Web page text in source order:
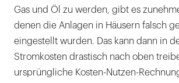
Gas und Öl zu werden, gibt es
denen die Anlagen in Häusern falsch
eingestellt wurden. Das kann dann in
Stromkosten drastisch nach oben
ursprüngliche Kosten-Nutzen-